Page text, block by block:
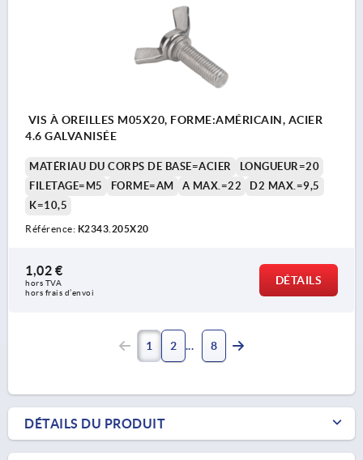
VIS À OREILLES M05X20, FORME:AMÉRICAIN, ACIER
4.6 GALVANISÉE
MATÉRIAU DU CORPS DE BASE=ACIER
LONGUEUR=20
FILETAGE=M5
FORME=AM A MAX.=22
D2 MAX.=9,5
K=10,5
Référence: K2343.205X20
1,02 €
hors TVA
hors frais d’envoi
DÉTAILS
1 2 8
DÉTAILS DU PRODUIT